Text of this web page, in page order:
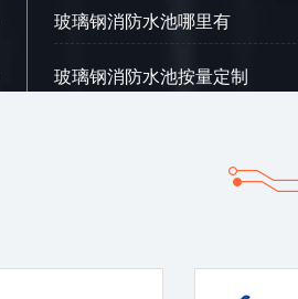
玻璃钢消防水池哪里有
玻璃钢消防水池按量定制